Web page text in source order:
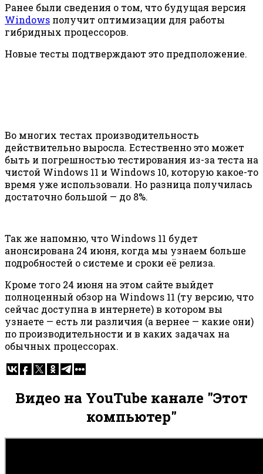
Ранее были сведения о том, что будущая версия
Windows получит оптимизации для работы
гибридных процессоров.
Новые тесты подтверждают это предположение.
Во многих тестах производительность
действительно выросла. Естественно это может
быть и погрешностью тестирования из-за теста на
чистой Windows 11 и Windows 10, которую какое-то
время уже использовали. Но разница получилась
достаточно большой — до 8%.
Так же напомню, что Windows 11 будет
анонсирована 24 июня, когда мы узнаем больше
подробностей о системе и сроки её релиза.
Кроме того 24 июня на этом сайте выйдет
полноценный обзор на Windows 11 (ту версию, что
сейчас доступна в интернете) в котором вы
узнаете — есть ли различия (а вернее — какие они)
по производительности и в каких задачах на
обычных процессорах.
Видео на YouTube канале "Этот
компьютер"